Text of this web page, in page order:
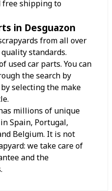
free shipping to
in Desguazon
from all over
standards.
used car parts. You can
the search by
selecting the make
millions of unique
Spain, Portugal,
Belgium. It is not
we take care of
and the